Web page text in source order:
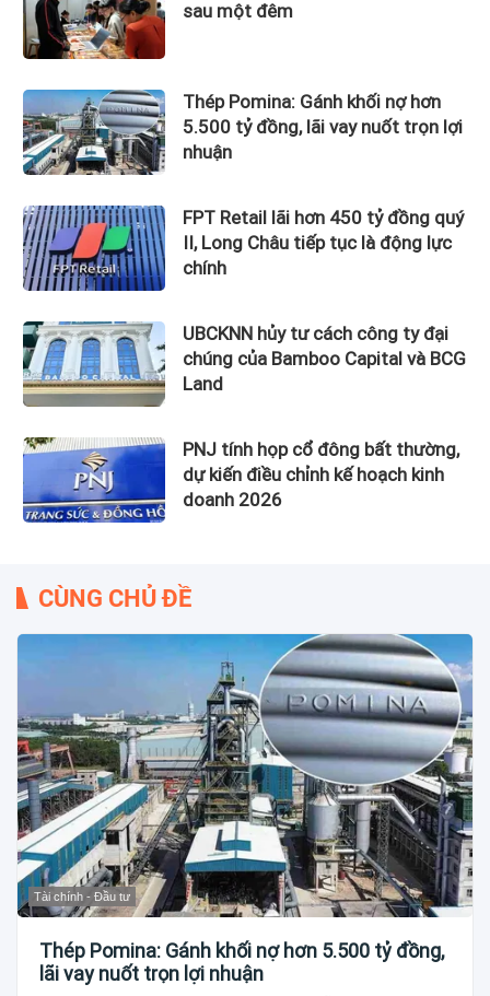
sau một đêm
Thép Pomina: Gánh khối nợ hơn
5.500 tỷ đồng, lãi vay nuốt trọn lợi
nhuận
FPT Retail lãi hơn 450 tỷ đồng quý
II, Long Châu tiếp tục là động lực
chính
UBCKNN hủy tư cách công ty đại
chúng của Bamboo Capital và BCG
Land
PNJ tính họp cổ đông bất thường,
dự kiến điều chỉnh kế hoạch kinh
doanh 2026
CÙNG CHỦ ĐỀ
Tài chính - Đầu tư
Thép Pomina: Gánh khối nợ hơn 5.500 tỷ đồng,
lãi vay nuốt trọn lợi nhuận